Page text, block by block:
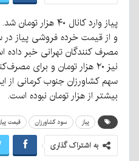
پیاز وارد کانال ۴۰
مصرف کنندگان تهرانی خبر داده
سهم کشاورزان جنوب کرمانی از
بیشتر از هزار تومان نبوده است.
پیاز سود کشاورزان قیمت پیاز
به اشتراک گذاری